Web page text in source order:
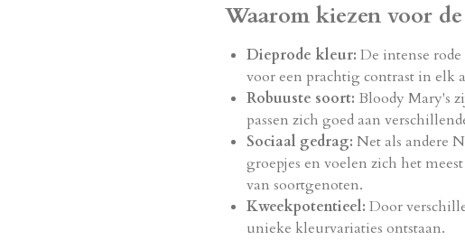
Waarom kiezen voor
Dieprode kleur: De intense
voor een prachtig contrast in elk
Robuuste soort: Bloody Mary's
passen zich goed aan
Sociaal gedrag: Net als andere
groepjes en voelen zich het
van soortgenoten.
Kweekpotentieel: Door
unieke kleurvariaties ontstaan.